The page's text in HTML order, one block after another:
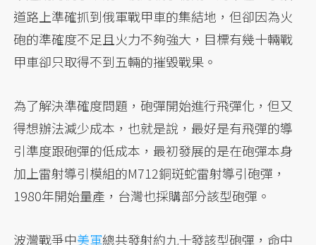
道路上準確抓到俄軍戰甲車的集結地，但卻因為火
砲的準確度不足且火力不夠強大，目標有幾十輛戰
甲車卻只取得不到五輛的摧毀戰果。
為了解決準確度問題，砲彈開始進行飛彈化，但又
得想辦法減少成本，也就是說，最好是有飛彈的導
引準度跟砲彈的低成本，最初發展的是在砲彈本身
加上雷射導引模組的M712銅斑蛇雷射導引砲彈，
1980年開始量產，台灣也採購部分該型砲彈。
波灣戰爭中美軍總共發射約九十發該型砲彈，命中